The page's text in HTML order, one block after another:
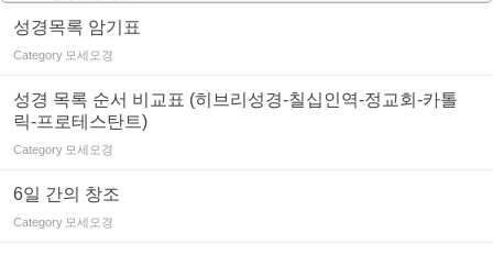
성경목록 암기표
Category 모세오경
성경 목록 순서 비교표 (히브리성경-칠십인역-정교회-카톨
릭-프로테스탄트)
Category 모세오경
6일 간의 창조
Category 모세오경